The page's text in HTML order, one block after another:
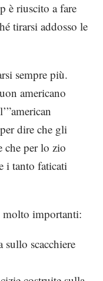
è riuscito a fare
tirarsi addosso le
sempre più.
americano
dire che gli
che per lo zio
i tanto faticati
molto importanti:
sullo scacchiere